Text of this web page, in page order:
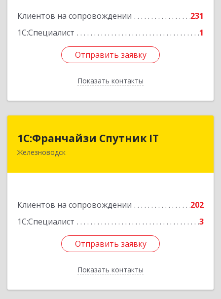
Клиентов на сопровождении
231
1С:Специалист
1
Отправить заявку
Показать контакты
Подробнее
Отправить заявку
Назад
1С:Франчайзи Спутник IT
Железноводск
Клиентов на сопровождении
202
1С:Специалист
3
Отправить заявку
Показать контакты
1С:Франчайзи Спутник IT
357430, Ставропольский край, город-курорт
Подробнее
Отправить заявку
Назад